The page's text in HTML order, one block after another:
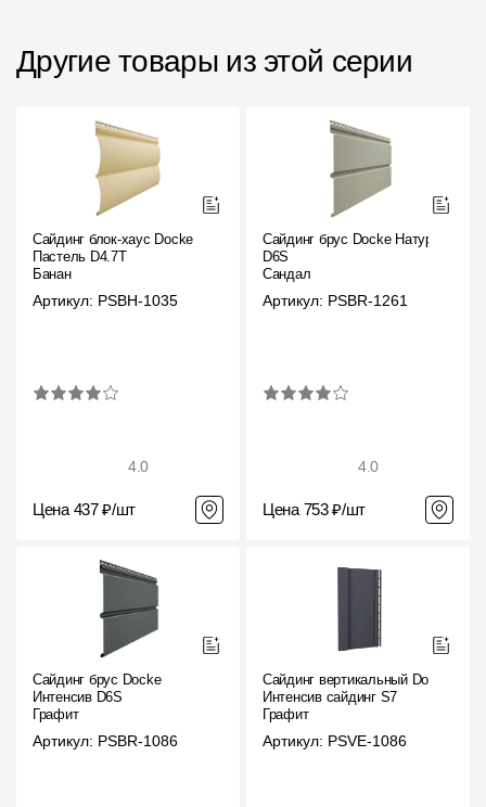
Другие товары из этой серии
Сайдинг блок-хаус Docke
Пастель D4.7T
Банан
Артикул: PSBH-1035
4.0
Цена 437 ₽/шт
Сайдинг брус Docke Натур
D6S
Сандал
Артикул: PSBR-1261
4.0
Цена 753 ₽/шт
Сайдинг брус Docke
Интенсив D6S
Графит
Артикул: PSBR-1086
Сайдинг вертикальный Docke
Интенсив сайдинг S7
Графит
Артикул: PSVE-1086